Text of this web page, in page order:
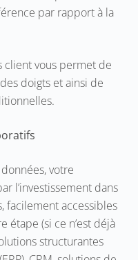
par rapport à la
client vous permet de
doigts et ainsi de
votre
l’investissement dans
facilement accessibles
étape (si ce n’est déjà
structurantes